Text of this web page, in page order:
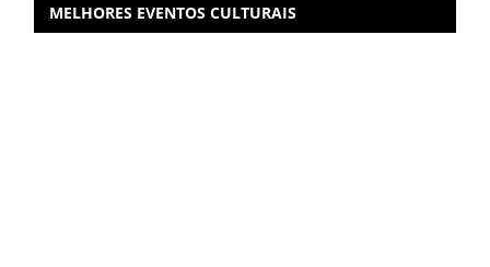
MELHORES EVENTOS CULTURAIS